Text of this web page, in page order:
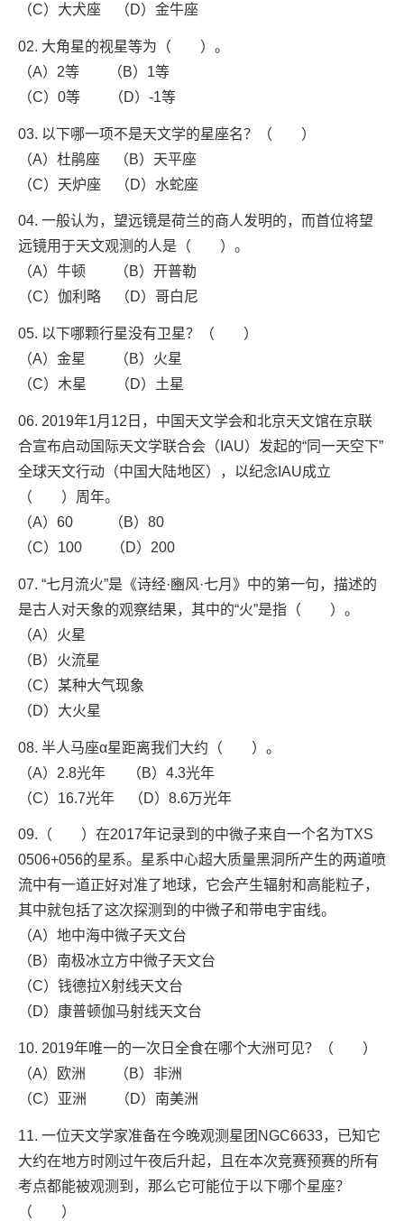
（C）大犬座 （D）金牛座
02. 大角星的视星等为（ ）。
（A）2等 （B）1等
（C）0等 （D）-1等
03. 以下哪一项不是天文学的星座名？（ ）
（A）杜鹃座 （B）天平座
（C）天炉座 （D）水蛇座
04. 一般认为，望远镜是荷兰的商人发明的，而首位将望
远镜用于天文观测的人是（ ）。
（A）牛顿 （B）开普勒
（C）伽利略 （D）哥白尼
05. 以下哪颗行星没有卫星？（ ）
（A）金星 （B）火星
（C）木星 （D）土星
06. 2019年1月12日，中国天文学会和北京天文馆在京联
合宣布启动国际天文学联合会（IAU）发起的“同一天空下”
全球天文行动（中国大陆地区），以纪念IAU成立
（ ）周年。
（A）60 （B）80
（C）100 （D）200
07. “七月流火”是《诗经·豳风·七月》中的第一句，描述的
是古人对天象的观察结果，其中的“火”是指（ ）。
（A）火星
（B）火流星
（C）某种大气现象
（D）大火星
08. 半人马座α星距离我们大约（ ）。
（A）2.8光年 （B）4.3光年
（C）16.7光年 （D）8.6万光年
09.（ ）在2017年记录到的中微子来自一个名为TXS
0506+056的星系。星系中心超大质量黑洞所产生的两道喷
流中有一道正好对准了地球，它会产生辐射和高能粒子，
其中就包括了这次探测到的中微子和带电宇宙线。
（A）地中海中微子天文台
（B）南极冰立方中微子天文台
（C）钱德拉X射线天文台
（D）康普顿伽马射线天文台
10. 2019年唯一的一次日全食在哪个大洲可见？（ ）
（A）欧洲 （B）非洲
（C）亚洲 （D）南美洲
11. 一位天文学家准备在今晚观测星团NGC6633，已知它
大约在地方时刚过午夜后升起，且在本次竞赛预赛的所有
考点都能被观测到，那么它可能位于以下哪个星座？
（ ）